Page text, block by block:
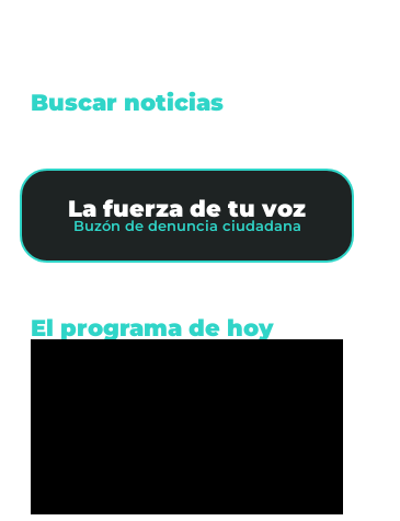
Buscar noticias
La fuerza de tu voz
Buzón de denuncia ciudadana
El programa de hoy